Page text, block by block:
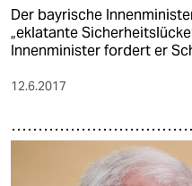
Der bayrische
„eklatante
Innenminister fordert er
12.6.2017